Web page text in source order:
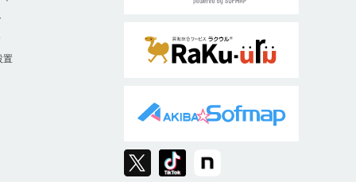
置